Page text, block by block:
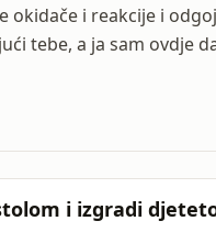
i reakcije i
tebe, a ja sam ovdje
i izgradi